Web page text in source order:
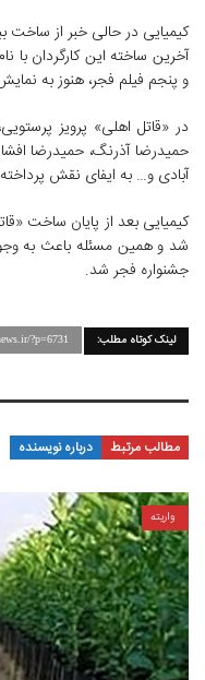
کیمیایی در حالی خبر از
آخرین ساخته این کارگردان با
و پنجم فیلم فجر، هنوز به
در «قاتل اهلی» پرویز
حمیدرضا آذرنگ، حمیدرضا
آبادی و… به ایفای نقش
کیمیایی بعد از پایان ساخت
شد و همین مسئله باعث به
جشنواره فجر شد.
لینک کوتاه مطلب: ?p=6731
مطالب مرتبط درباره نویسنده
واریته